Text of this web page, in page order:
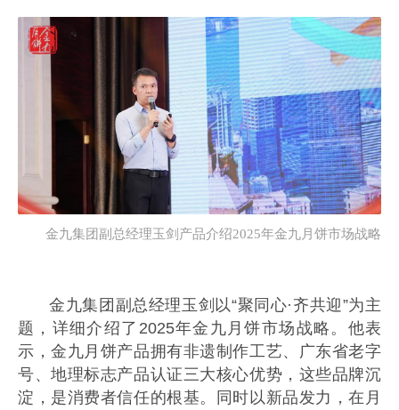
金九集团副总经理玉剑产品介绍2025年金九月饼市场战略
金九集团副总经理玉剑以“聚同心·齐共迎”为主
题，详细介绍了2025年金九月饼市场战略。他表
示，金九月饼产品拥有非遗制作工艺、广东省老字
号、地理标志产品认证三大核心优势，这些品牌沉
淀，是消费者信任的根基。同时以新品发力，在月